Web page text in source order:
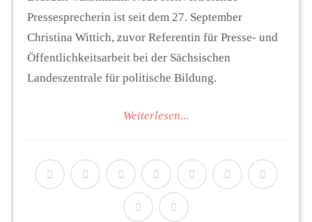
Pressesprecherin ist seit dem 27. September
Christina Wittich, zuvor Referentin für Presse- und
Öffentlichkeitsarbeit bei der Sächsischen
Landeszentrale für politische Bildung.
Weiterlesen...